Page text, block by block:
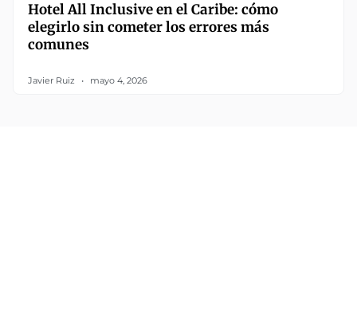
Hotel All Inclusive en el Caribe: cómo
elegirlo sin cometer los errores más
comunes
Javier Ruiz mayo 4, 2026